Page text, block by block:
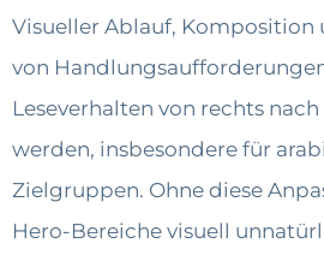
Visueller Ablauf, Komposition
von
Leseverhalten von rechts
werden, insbesondere für
Zielgruppen. Ohne diese
Hero-Bereiche visuell